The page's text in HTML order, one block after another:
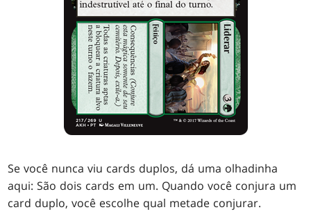
Se você nunca viu cards duplos, dá uma olhadinha
aqui: São dois cards em um. Quando você conjura um
card duplo, você escolhe qual metade conjurar.